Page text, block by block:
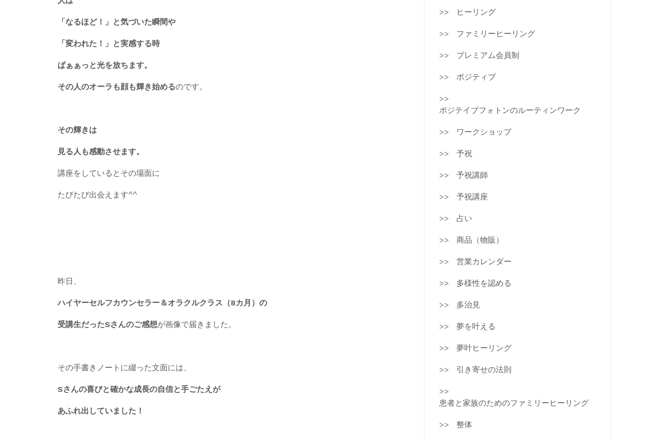
「なるほど！」と気づいた瞬間や
「変われた！」と実感する時
ぱぁぁっと光を放ちます。
その人のオーラも顔も輝き始めるのです。
その輝きは
見る人も感動させます。
講座をしているとその場面に
たびたび出会えます^^
昨日、
ハイヤーセルフカウンセラー＆オラクルクラス（8カ月）の
受講生だったSさんのご感想が画像で届きました。
その手書きノートに綴った文面には、
Sさんの喜びと確かな成長の自信と手ごたえが
あふれ出していました！
ヒーリング
ファミリーヒーリング
プレミアム会員制
ポジティブ
ポジテイブフォトンのルーティンワーク
ワークショップ
予祝
予祝講師
予祝講座
占い
商品（物販）
営業カレンダー
多様性を認める
多治見
夢を叶える
夢叶ヒーリング
引き寄せの法則
患者と家族のためのファミリーヒーリング
整体